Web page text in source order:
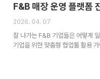
F&B 매장 운영 플랫
2026. 04. 07
잘 나가는 F&B 기업들은 어떻게
기업을 위한 맞춤형 협업툴 활용